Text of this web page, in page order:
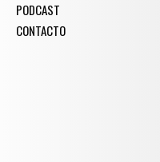
PODCAST
CONTACTO